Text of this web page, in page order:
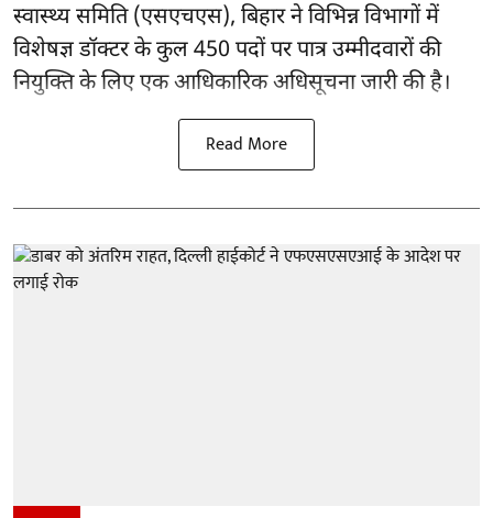
स्वास्थ्य समिति (एसएचएस), बिहार ने विभिन्न विभागों में
विशेषज्ञ डॉक्टर के कुल 450 पदों पर पात्र उम्मीदवारों की
नियुक्ति के लिए एक आधिकारिक अधिसूचना जारी की है।
Read More